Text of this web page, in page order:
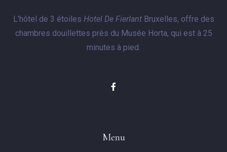
L’hôtel de 3 étoiles Hotel De FierlantBruxelles, offre des
chambres douillettes près du Musée Horta, qui est à 25
minutes à pied.
Menu